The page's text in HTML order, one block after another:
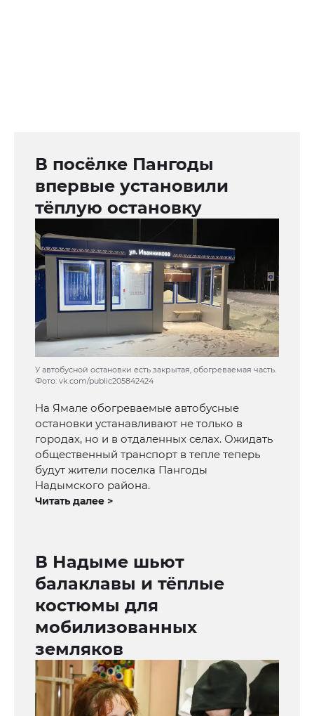
В посёлке Пангоды
впервые установили
тёплую остановку
У автобусной остановки есть закрытая, обогреваемая часть.
Фото: vk.com/public205842424
На Ямале обогреваемые автобусные
остановки устанавливают не только в
городах, но и в отдаленных селах. Ожидать
общественный транспорт в тепле теперь
будут жители поселка Пангоды
Надымского района.
Читать далее >
В Надыме шьют
балаклавы и тёплые
костюмы для
мобилизованных
земляков